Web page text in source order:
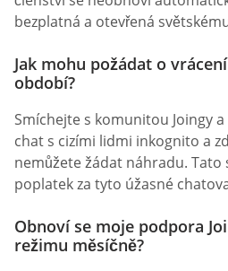
bezplatná a otevřená
Jak mohu požádat o
období?
Smíchejte s komunitou Joingy
chat s cizími lidmi inkognito a
nemůžete žádat náhradu. Tato
poplatek za tyto úžasné
Obnoví se moje podpora
režimu měsíčně?